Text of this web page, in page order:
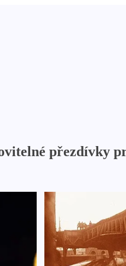
přezdívky